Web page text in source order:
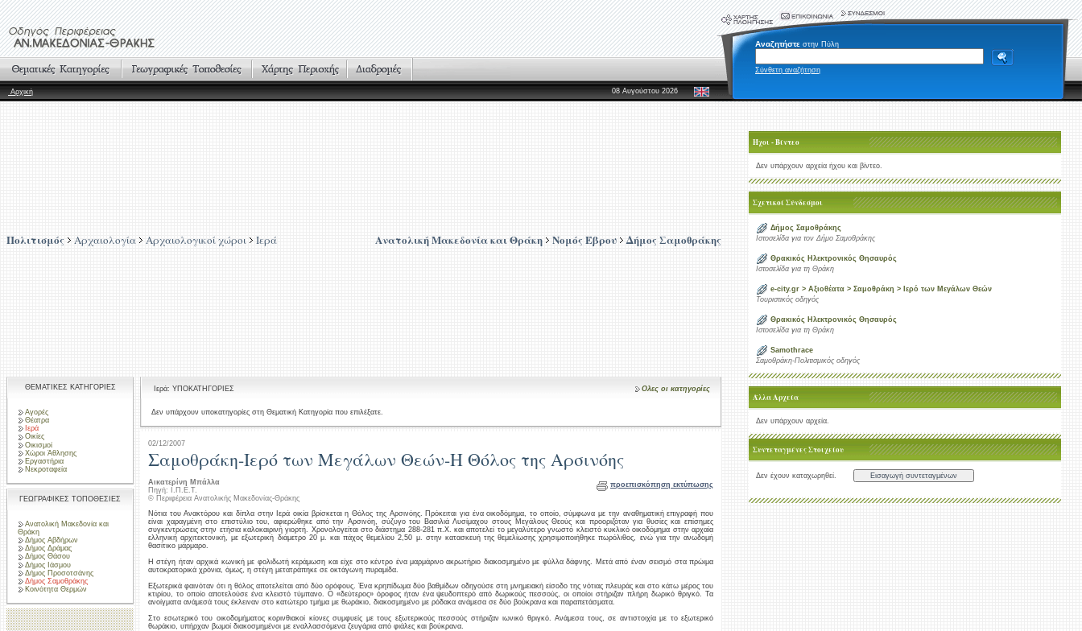
Αναζητήστε στην Πύλη
Σύνθετη αναζήτηση
Αρχική 08 Αυγούστου 2026
Πολιτισμός Αρχαιολογία Αρχαιολογικοί χώροι Ιερά Ανατολική Μακεδονία και Θράκη Νομός Έβρου Δήμος Σαμοθράκης
Ήχοι - Βίντεο
Δεν υπάρχουν αρχεία ήχου και βίντεο.
Σχετικοί Σύνδεσμοι
Δήμος Σαμοθράκης
Ιστοσελίδα για τον Δήμο Σαμοθράκης
Θρακικός Ηλεκτρονικός Θησαυρός
Ιστοσελίδα για τη Θράκη
e-city.gr > Αξιοθέατα > Σαμοθράκη > Ιερό των Μεγάλων Θεών
Τουριστικός οδηγός
Θρακικός Ηλεκτρονικός Θησαυρός
Ιστοσελίδα για τη Θράκη
Samothrace
Σαμοθράκη-Πολιτισμικός οδηγός
Άλλα Αρχεία
Δεν υπάρχουν αρχεία.
Συντεταγμένες Στοιχείου
Δεν έχουν καταχωρηθεί.
ΘΕΜΑΤΙΚΕΣ ΚΑΤΗΓΟΡΙΕΣ
Αγορές
Θέατρα
Ιερά
Οικίες
Οικισμοί
Χώροι Άθλησης
Εργαστήρια
Νεκροταφεία
ΓΕΩΓΡΑΦΙΚΕΣ ΤΟΠΟΘΕΣΙΕΣ
Ανατολική Μακεδονία και
Θράκη
Δήμος Αβδήρων
Δήμος Δράμας
Δήμος Θάσου
Δήμος Ιάσμου
Δήμος Προσοτσάνης
Δήμος Σαμοθράκης
Κοινότητα Θερμών
Ιερά: ΥΠΟΚΑΤΗΓΟΡΙΕΣ Ολες οι κατηγορίες
Δεν υπάρχουν υποκατηγορίες στη Θεματική Κατηγορία που επιλέξατε.
02/12/2007
Σαμοθράκη-Ιερό των Μεγάλων Θεών-Η Θόλος της Αρσινόης
Αικατερίνη Μπάλλα
Πηγή: Ι.Π.Ε.Τ.
© Περιφέρεια Ανατολικής Μακεδονίας-Θράκης
προεπισκόπηση εκτύπωσης
Νότια του Ανακτόρου και δίπλα στην Ιερά οικία βρίσκεται η Θόλος της Αρσινόης. Πρόκειται για ένα οικοδόμημα, το οποίο, σύμφωνα με την αναθηματική επιγραφή που
είναι χαραγμένη στο επιστύλιο του, αφιερώθηκε από την Αρσινόη, σύζυγο του Βασιλιά Λυσίμαχου στους Μεγάλους Θεούς και προοριζόταν για θυσίες και επίσημες
συγκεντρώσεις στην ετήσια καλοκαιρινή γιορτή. Χρονολογείται στο διάστημα 288-281 π.Χ. και αποτελεί το μεγαλύτερο γνωστό κλειστό κυκλικό οικοδόμημα στην αρχαία
ελληνική αρχιτεκτονική, με εξωτερική διάμετρο 20 μ. και πάχος θεμελίου 2,50 μ. στην κατασκευή της θεμελίωσης χρησιμοποιήθηκε πωρόλιθος, ενώ για την ανωδομή
θασίτικο μάρμαρο.
Η στέγη ήταν αρχικά κωνική με φολιδωτή κεράμωση και είχε στο κέντρο ένα μαρμάρινο ακρωτήριο διακοσμημένο με φύλλα δάφνης. Μετά από έναν σεισμό στα πρώιμα
αυτοκρατορικά χρόνια, όμως, η στέγη μετατράπηκε σε οκτάγωνη πυραμίδα.
Εξωτερικά φαινόταν ότι η θόλος αποτελείται από δύο ορόφους. Ένα κρηπίδωμα δύο βαθμίδων οδηγούσε στη μνημειακή είσοδο της νότιας πλευράς και στο κάτω μέρος του
κτιρίου, το οποίο αποτελούσε ένα κλειστό τύμπανο. Ο «δεύτερος» όροφος ήταν ένα ψευδοπτερό από δωρικούς πεσσούς, οι οποίοι στήριζαν πλήρη δωρικό θριγκό. Τα
ανοίγματα ανάμεσά τους έκλειναν στο κατώτερο τμήμα με θωράκιο, διακοσμημένο με ρόδακα ανάμεσα σε δύο βούκρανα και παραπετάσματα.
Στο εσωτερικό του οικοδομήματος κορινθιακοί κίονες συμφυείς με τους εξωτερικούς πεσσούς στήριζαν ιωνικό θριγκό. Ανάμεσα τους, σε αντιστοιχία με το εξωτερικό
θωράκιο, υπήρχαν βωμοί διακοσμημένοι με εναλλασσόμενα ζευγάρια από φιάλες και βούκρανα.